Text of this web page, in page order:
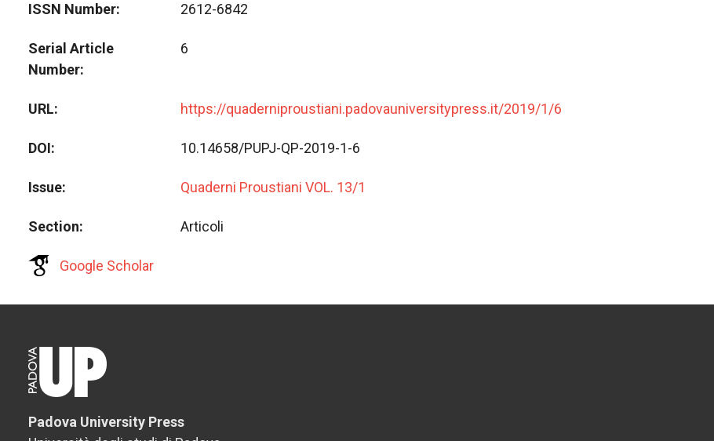
ISSN Number 2612-6842
Serial Article
Number
6
URL https://quaderniproustiani.padovauniversitypress.it/2019/1/6
DOI 10.14658/PUPJ-QP-2019-1-6
Issue Quaderni Proustiani VOL. 13/1
Section Articoli
Google Scholar
Padova University Press